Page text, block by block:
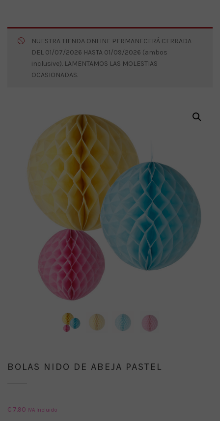
NUESTRA TIENDA ONLINE PERMANECERÁ CERRADA
DEL 01/07/2026 HASTA 01/09/2026 (ambos
inclusive). LAMENTAMOS LAS MOLESTIAS
OCASIONADAS.
BOLAS NIDO DE ABEJA PASTEL
€ 7.90 IVA Incluido